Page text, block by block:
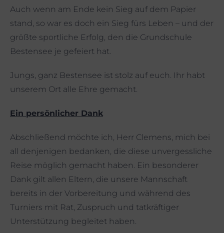
Auch wenn am Ende kein Sieg auf dem Papier
stand, so war es doch ein Sieg fürs Leben – und der
größte sportliche Erfolg, den die Grundschule
Bestensee je gefeiert hat.
Jungs, ganz Bestensee ist stolz auf euch. Ihr habt
unserem Ort alle Ehre gemacht.
Ein persönlicher Dank
Abschließend möchte ich, Herr Clemens, mich bei
all denjenigen bedanken, die diese unvergessliche
Reise möglich gemacht haben. Ein besonderer
Dank gilt allen Eltern, die unsere Mannschaft
bereits in der Vorbereitung und während des
Turniers mit Rat, Zuspruch und tatkräftiger
Unterstützung begleitet haben.